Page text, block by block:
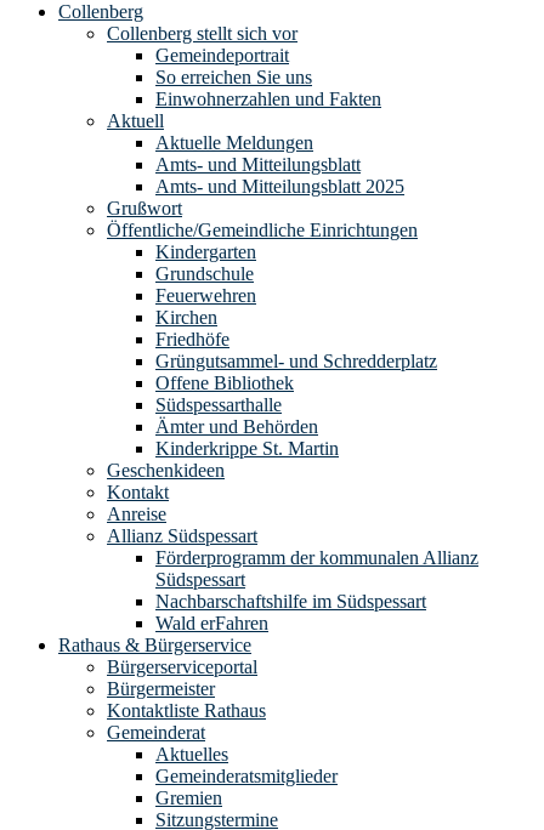
Collenberg
Collenberg stellt sich vor
Gemeindeportrait
So erreichen Sie uns
Einwohnerzahlen und Fakten
Aktuell
Aktuelle Meldungen
Amts- und Mitteilungsblatt
Amts- und Mitteilungsblatt 2025
Grußwort
Öffentliche/Gemeindliche Einrichtungen
Kindergarten
Grundschule
Feuerwehren
Kirchen
Friedhöfe
Grüngutsammel- und Schredderplatz
Offene Bibliothek
Südspessarthalle
Ämter und Behörden
Kinderkrippe St. Martin
Geschenkideen
Kontakt
Anreise
Allianz Südspessart
Förderprogramm der kommunalen Allianz
Südspessart
Nachbarschaftshilfe im Südspessart
Wald erFahren
Rathaus & Bürgerservice
Bürgerserviceportal
Bürgermeister
Kontaktliste Rathaus
Gemeinderat
Aktuelles
Gemeinderatsmitglieder
Gremien
Sitzungstermine